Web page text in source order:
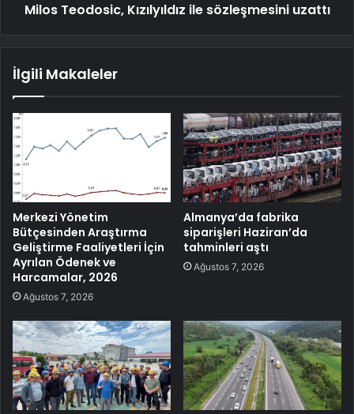
Milos Teodosic, Kızılyıldız ile sözleşmesini uzattı
İlgili Makaleler
Merkezi Yönetim
Bütçesinden Araştırma
Geliştirme Faaliyetleri İçin
Ayrılan Ödenek ve
Harcamalar, 2026
Ağustos 7, 2026
Almanya’da fabrika
siparişleri Haziran’da
tahminleri aştı
Ağustos 7, 2026